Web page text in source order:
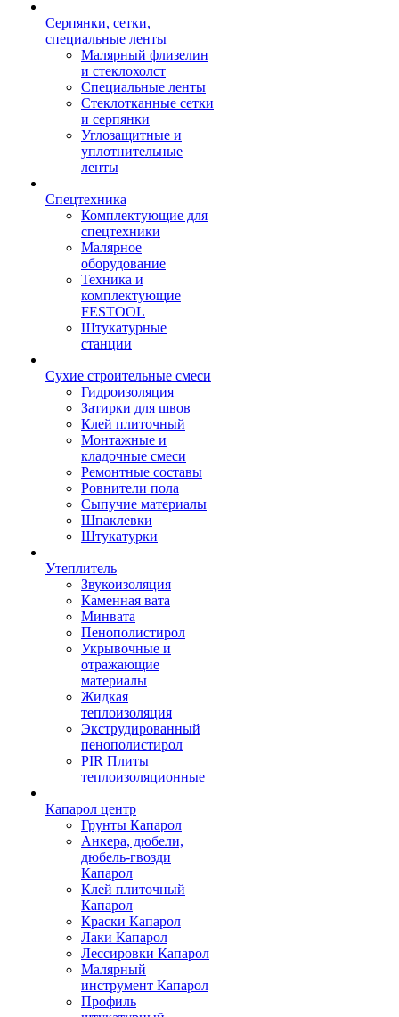
Серпянки, сетки,
специальные ленты
Малярный флизелин
и стеклохолст
Специальные ленты
Стеклотканные сетки
и серпянки
Углозащитные и
уплотнительные
ленты
Спецтехника
Комплектующие для
спецтехники
Малярное
оборудование
Техника и
комплектующие
FESTOOL
Штукатурные
станции
Сухие строительные смеси
Гидроизоляция
Затирки для швов
Клей плиточный
Монтажные и
кладочные смеси
Ремонтные составы
Ровнители пола
Сыпучие материалы
Шпаклевки
Штукатурки
Утеплитель
Звукоизоляция
Каменная вата
Минвата
Пенополистирол
Укрывочные и
отражающие
материалы
Жидкая
теплоизоляция
Экструдированный
пенополистирол
PIR Плиты
теплоизоляционные
Капарол центр
Грунты Капарол
Анкера, дюбели,
дюбель-гвозди
Капарол
Клей плиточный
Капарол
Краски Капарол
Лаки Капарол
Лессировки Капарол
Малярный
инструмент Капарол
Профиль